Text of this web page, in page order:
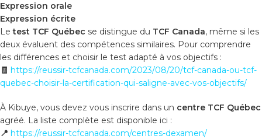
Expression orale
Expression écrite
Letest TCF Québec se distingue du TCF Canada, même si les
deux évaluent des compétences similaires. Pour comprendre
les différences et choisir le test adapté à vos objectifs :
🧾 https://reussir-tcfcanada.com/2023/08/20/tcf-canada-ou-tcf-
quebec-choisir-la-certification-qui-saligne-avec-vos-objectifs/
À Kibuye, vous devez vous inscrire dans un centre TCF Québec
agréé. La liste complète est disponible ici :
📍 https://reussir-tcfcanada.com/centres-dexamen/